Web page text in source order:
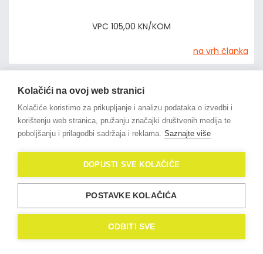
VPC 105,00 KN/KOM
na vrh članka
© 2021OligoLux. All Rights
Domidona IT
Politika privatnosti
Kolačići (eng. Cookies)
Kolačići na ovoj web stranici
Kolačiće koristimo za prikupljanje i analizu podataka o izvedbi i
korištenju web stranica, pružanju značajki društvenih medija te
poboljšanju i prilagodbi sadržaja i reklama. Saznajte više
DOPUSTI SVE KOLAČIĆE
POSTAVKE KOLAČIĆA
ODBITI SVE